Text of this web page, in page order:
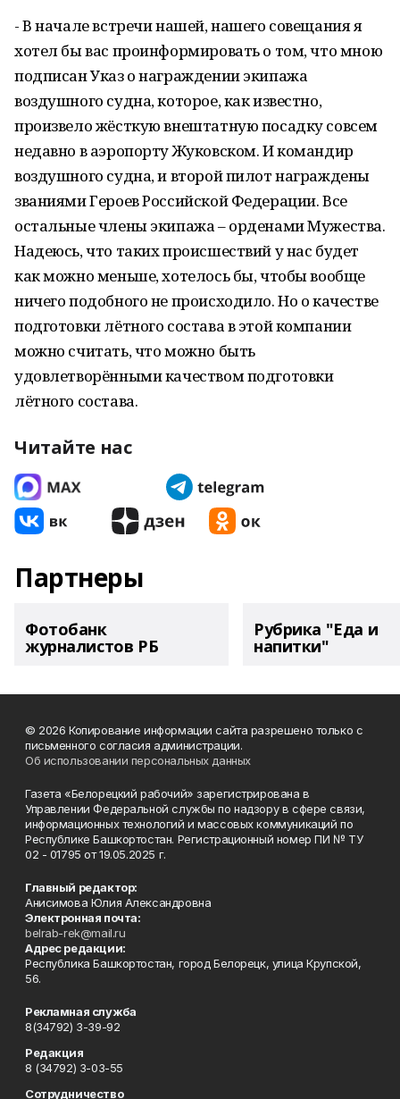
- В начале встречи нашей, нашего совещания я
хотел бы вас проинформировать о том, что мною
подписан Указ о награждении экипажа
воздушного судна, которое, как известно,
произвело жёсткую внештатную посадку совсем
недавно в аэропорту Жуковском. И командир
воздушного судна, и второй пилот награждены
званиями Героев Российской Федерации. Все
остальные члены экипажа – орденами Мужества.
Надеюсь, что таких происшествий у нас будет
как можно меньше, хотелось бы, чтобы вообще
ничего подобного не происходило. Но о качестве
подготовки лётного состава в этой компании
можно считать, что можно быть
удовлетворёнными качеством подготовки
лётного состава.
Читайте нас
Партнеры
Фотобанк
журналистов РБ
Рубрика "Еда и
напитки"
© 2026 Копирование информации сайта разрешено только с
письменного согласия администрации.
Об использовании персональных данных
Газета «Белорецкий рабочий» зарегистрирована в
Управлении Федеральной службы по надзору в сфере связи,
информационных технологий и массовых коммуникаций по
Республике Башкортостан. Регистрационный номер ПИ № ТУ
02 - 01795 от 19.05.2025 г.
Главный редактор:
Анисимова Юлия Александровна
Электронная почта:
belrab-rek@mail.ru
Адрес редакции:
Республика Башкортостан, город Белорецк, улица Крупской,
56.
Рекламная служба
8(34792) 3-39-92
Редакция
8 (34792) 3-03-55
Сотрудничество